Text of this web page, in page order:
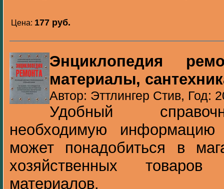
Цена: 177 pуб.
Энциклопедия
материалы,
Автор: Эттлингер Стив, Год:
Удобный
необходимую
может понадобиться в
хозяйственных
материалов.